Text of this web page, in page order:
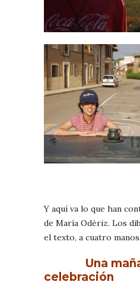
Y aquí va lo que han
de María Odériz. Los
el texto, a cuatro manos.
Una
celebración